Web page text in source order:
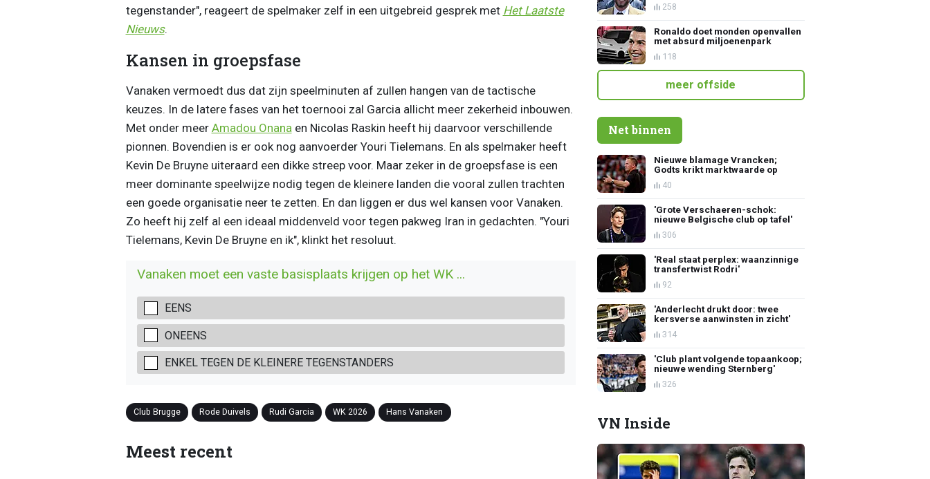
tegenstander", reageert de spelmaker zelf in een uitgebreid gesprek met Het Laatste
Nieuws.
Kansen in groepsfase
Vanaken vermoedt dus dat zijn speelminuten af zullen hangen van de tactische
keuzes. In de latere fases van het toernooi zal Garcia allicht meer zekerheid inbouwen.
Met onder meer Amadou Onana en Nicolas Raskin heeft hij daarvoor verschillende
pionnen. Bovendien is er ook nog aanvoerder Youri Tielemans. En als spelmaker heeft
Kevin De Bruyne uiteraard een dikke streep voor. Maar zeker in de groepsfase is een
meer dominante speelwijze nodig tegen de kleinere landen die vooral zullen trachten
een goede organisatie neer te zetten. En dan liggen er dus wel kansen voor Vanaken.
Zo heeft hij zelf al een ideaal middenveld voor tegen pakweg Iran in gedachten. "Youri
Tielemans, Kevin De Bruyne en ik", klinkt het resoluut.
Vanaken moet een vaste basisplaats krijgen op het WK ...
EENS
ONEENS
ENKEL TEGEN DE KLEINERE TEGENSTANDERS
Club Brugge Rode Duivels Rudi Garcia WK 2026 Hans Vanaken
Meest recent
258
Ronaldo doet monden openvallen
met absurd miljoenenpark
118
meer offside
Net binnen
Nieuwe blamage Vrancken;
Godts krikt marktwaarde op
40
'Grote Verschaeren-schok:
nieuwe Belgische club op tafel'
306
'Real staat perplex: waanzinnige
transfertwist Rodri'
92
'Anderlecht drukt door: twee
kersverse aanwinsten in zicht'
314
'Club plant volgende topaankoop;
nieuwe wending Sternberg'
326
VN Inside